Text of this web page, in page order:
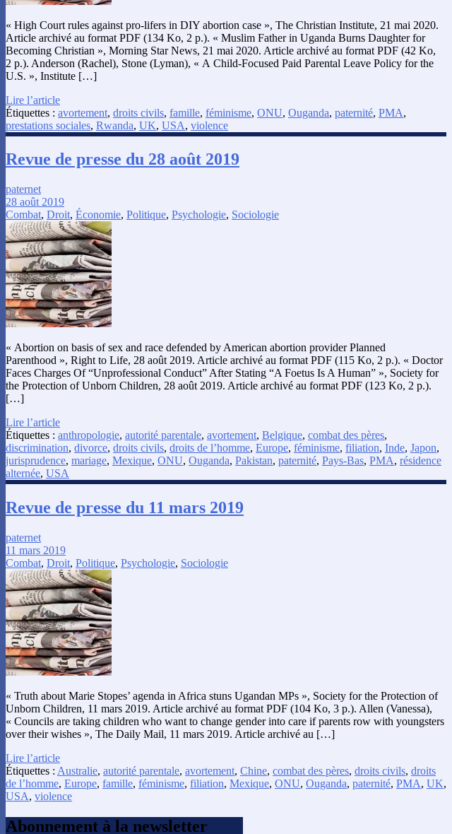
« High Court rules against pro-lifers in DIY abortion case », The Christian Institute, 21 mai 2020.
Article archivé au format PDF (134 Ko, 2 p.). « Muslim Father in Uganda Burns Daughter for
Becoming Christian », Morning Star News, 21 mai 2020. Article archivé au format PDF (42 Ko,
2 p.). Anderson (Rachel), Stone (Lyman), « A Child-Focused Paid Parental Leave Policy for the
U.S. », Institute […]
Lire l’article
Étiquettes : avortement, droits civils, famille, féminisme, ONU, Ouganda, paternité, PMA,
prestations sociales, Rwanda, UK, USA, violence
Revue de presse du 28 août 2019
paternet
28 août 2019
Combat, Droit, Économie, Politique, Psychologie, Sociologie
« Abortion on basis of sex and race defended by American abortion provider Planned
Parenthood », Right to Life, 28 août 2019. Article archivé au format PDF (115 Ko, 2 p.). « Doctor
Faces Charges Of “Unprofessional Conduct” After Stating “A Foetus Is A Human” », Society for
the Protection of Unborn Children, 28 août 2019. Article archivé au format PDF (123 Ko, 2 p.).
[…]
Lire l’article
Étiquettes : anthropologie, autorité parentale, avortement, Belgique, combat des pères,
discrimination, divorce, droits civils, droits de l’homme, Europe, féminisme, filiation, Inde, Japon,
jurisprudence, mariage, Mexique, ONU, Ouganda, Pakistan, paternité, Pays-Bas, PMA, résidence
alternée, USA
Revue de presse du 11 mars 2019
paternet
11 mars 2019
Combat, Droit, Politique, Psychologie, Sociologie
« Truth about Marie Stopes’ agenda in Africa stuns Ugandan MPs », Society for the Protection of
Unborn Children, 11 mars 2019. Article archivé au format PDF (104 Ko, 3 p.). Allen (Vanessa),
« Councils are taking children who want to change gender into care if parents row with youngsters
over their wishes », The Daily Mail, 11 mars 2019. Article archivé au […]
Lire l’article
Étiquettes : Australie, autorité parentale, avortement, Chine, combat des pères, droits civils, droits
de l’homme, Europe, famille, féminisme, filiation, Mexique, ONU, Ouganda, paternité, PMA, UK,
USA, violence
Abonnement à la newsletter